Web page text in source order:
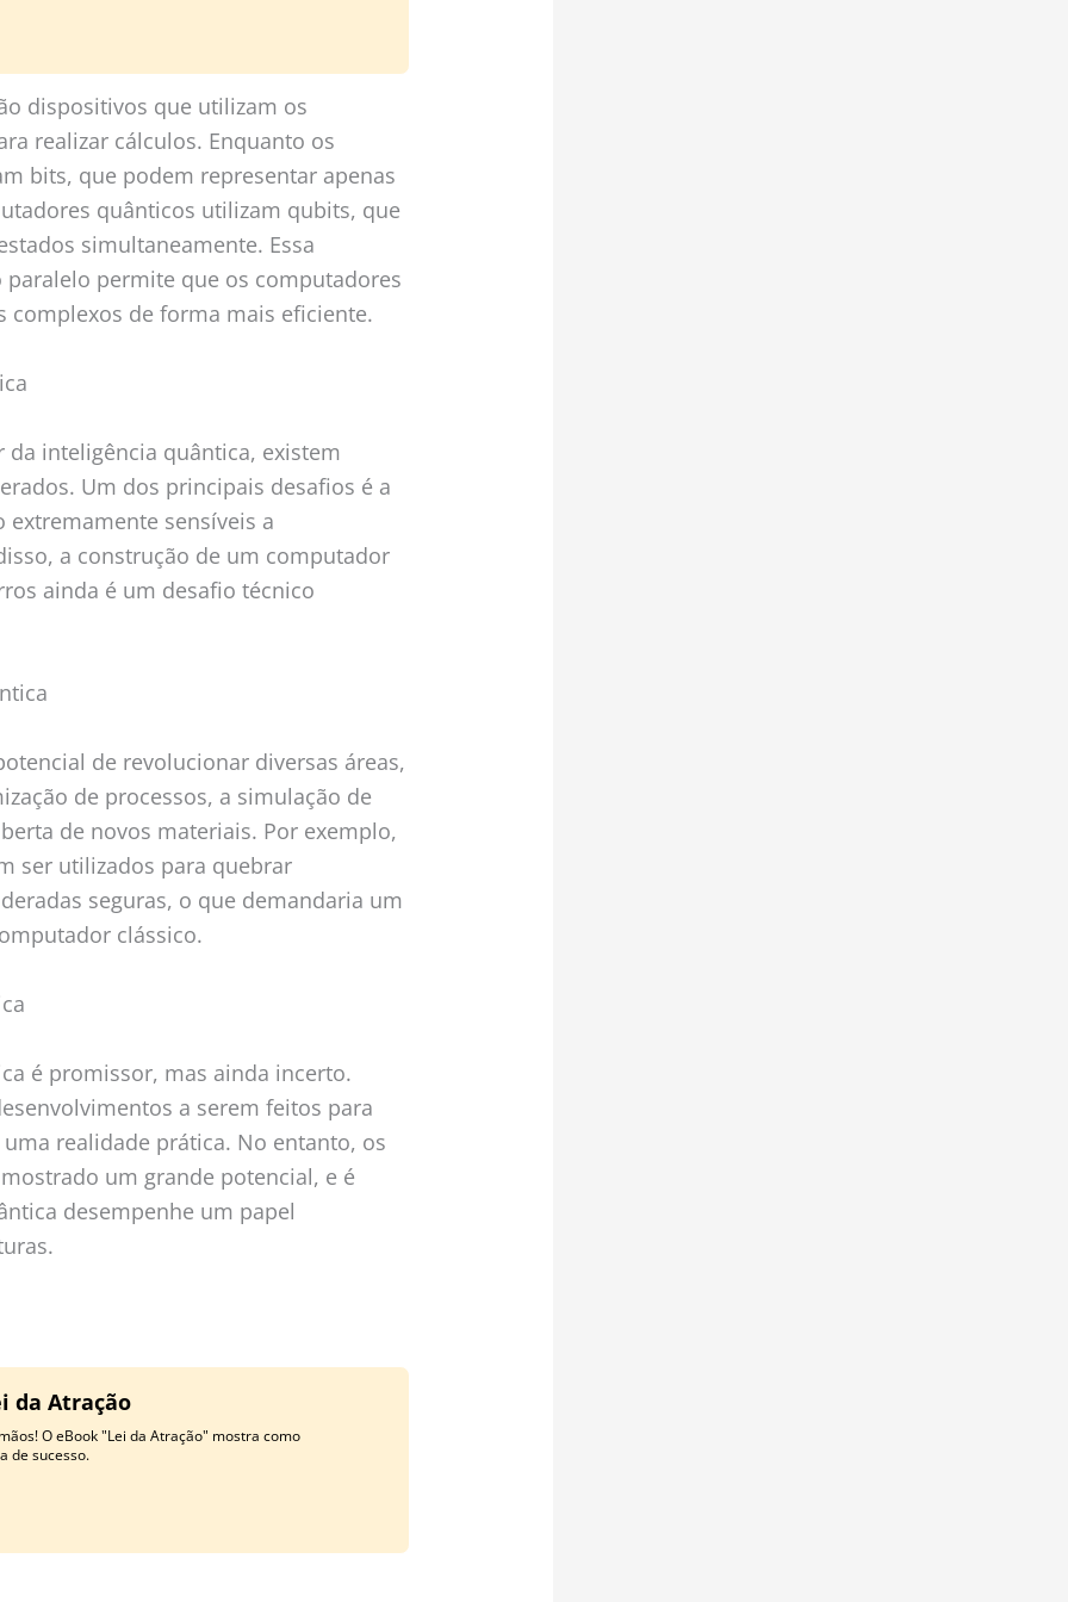
dispositivos que utilizam os
realizar cálculos. Enquanto os
bits, que podem representar apenas
quânticos utilizam qubits, que
simultaneamente. Essa
permite que os computadores
de forma mais eficiente.
inteligência quântica, existem
Um dos principais desafios é a
sensíveis a
a construção de um computador
ainda é um desafio técnico
de revolucionar diversas áreas,
de processos, a simulação de
de novos materiais. Por exemplo,
ser utilizados para quebrar
seguras, o que demandaria um
clássico.
é promissor, mas ainda incerto.
a serem feitos para
realidade prática. No entanto, os
um grande potencial, e é
desempenhe um papel
da Atração
O eBook "Lei da Atração" mostra como
de sucesso.